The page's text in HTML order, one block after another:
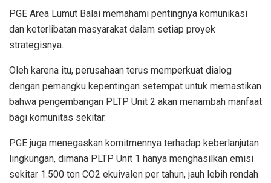
PGE Area Lumut Balai memahami pentingnya komunikasi
dan keterlibatan masyarakat dalam setiap proyek
strategisnya.
Oleh karena itu, perusahaan terus memperkuat dialog
dengan pemangku kepentingan setempat untuk memastikan
bahwa pengembangan PLTP Unit 2 akan menambah manfaat
bagi komunitas sekitar.
PGE juga menegaskan komitmennya terhadap keberlanjutan
lingkungan, dimana PLTP Unit 1 hanya menghasilkan emisi
sekitar 1.500 ton CO2 ekuivalen per tahun, jauh lebih rendah